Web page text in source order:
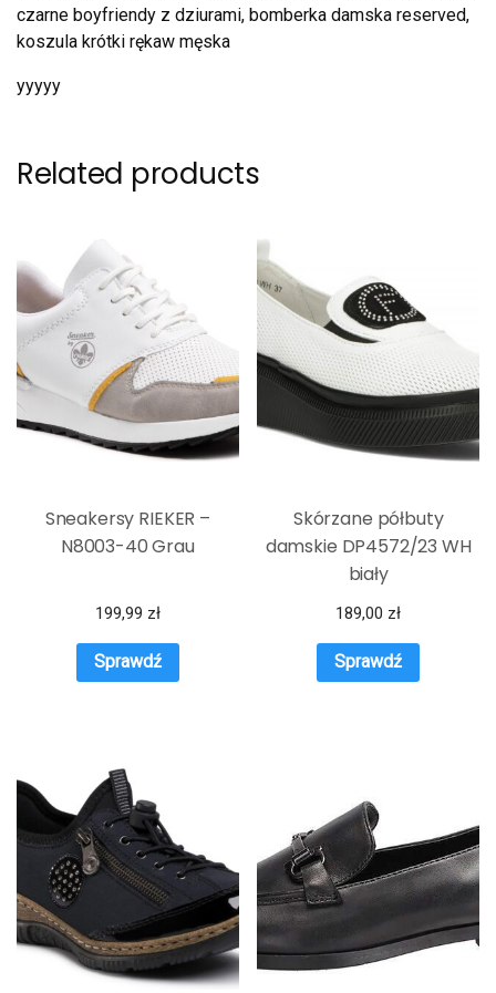
czarne boyfriendy z dziurami, bomberka damska reserved,
koszula krótki rękaw męska
yyyyy
Related products
Sneakersy RIEKER –
N8003-40 Grau
199,99 zł
Sprawdź
Skórzane półbuty
damskie DP4572/23 WH
biały
189,00 zł
Sprawdź